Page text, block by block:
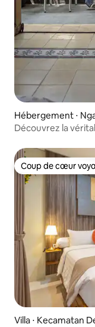
Hébergement ⋅
Découvrez la
Coup de cœur
Coup de cœur
Villa ⋅ Kecamatan